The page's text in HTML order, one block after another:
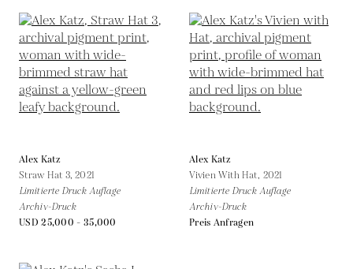
Alex Katz
Straw Hat 3,2021
Limitierte Druck Auflage
Archiv-Druck
USD 25,000 - 35,000
Alex Katz
Vivien With Hat, 2021
Limitierte Druck Auflage
Archiv-Druck
Preis Anfragen